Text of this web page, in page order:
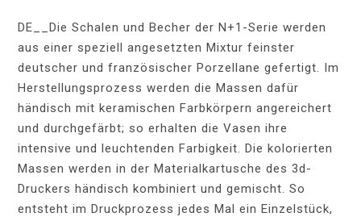
DE__Die Schalen und Becher der N+1-Serie werden
aus einer speziell angesetzten Mixtur feinster
deutscher und französischer Porzellane gefertigt. Im
Herstellungsprozess werden die Massen dafür
händisch mit keramischen Farbkörpern angereichert
und durchgefärbt; so erhalten die Vasen ihre
intensive und leuchtenden Farbigkeit. Die kolorierten
Massen werden in der Materialkartusche des 3d-
Druckers händisch kombiniert und gemischt. So
entsteht im Druckprozess jedes Mal ein Einzelstück,